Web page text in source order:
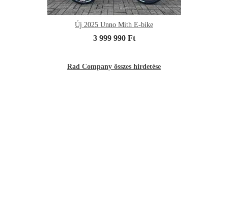
Új 2025 Unno Mith E-bike
3 999 990 Ft
Rad Company összes hirdetése